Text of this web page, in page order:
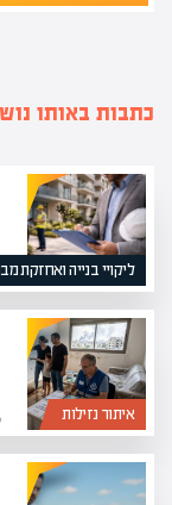
כתבות באותו
ליקויי בנייה ואחזקת
איתור נזילות